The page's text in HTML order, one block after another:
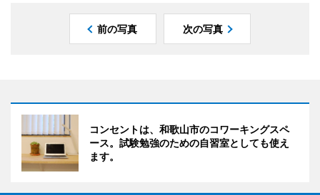
前の写真 次の写真
コンセントは、和歌山市のコワーキングスペ
ース。試験勉強のための自習室としても使え
ます。